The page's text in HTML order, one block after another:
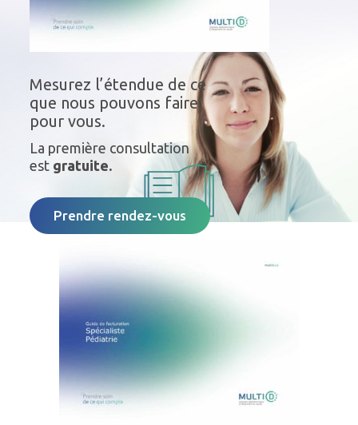
Mesurez l’étendue de ce
que nous pouvons faire
pour vous.
La première consultation
est gratuite.
Prendre rendez-vous